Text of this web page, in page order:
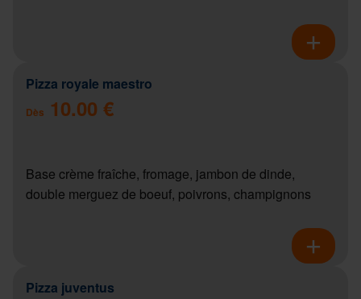
Pizza royale maestro
Dès 10.00 €
Base crème fraîche, fromage, jambon de dinde,
double merguez de boeuf, poivrons, champignons
Pizza juventus